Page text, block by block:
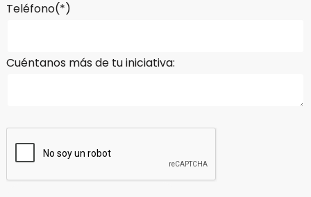
Teléfono(*)
Cuéntanos más de tu iniciativa: